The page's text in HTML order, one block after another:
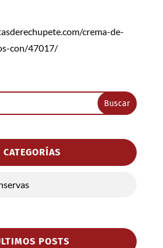
crema-de-
con/47017/
CATEGORÍAS
POSTS